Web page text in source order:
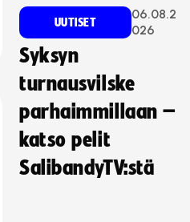
UUTISET
06.08.2
026
Syksyn
turnausvilske
parhaimmillaan –
katso pelit
SalibandyTV:stä